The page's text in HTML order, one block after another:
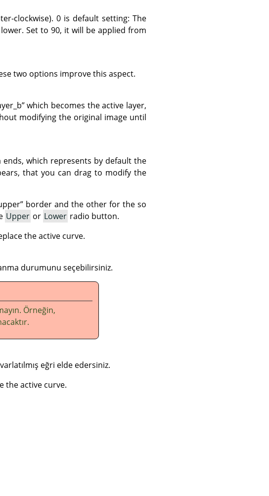
clockwise). 0 is default setting: The
Set to 90, it will be applied from
two options improve this aspect.
”which becomes the active layer,
modifying the original image until
which represents by default the
that you can drag to modify the
”border and the other for the so
Upper or Lower radio button.
the active curve.
durumunu seçebilirsiniz.
Örneğin,
eğri elde edersiniz.
the active curve.